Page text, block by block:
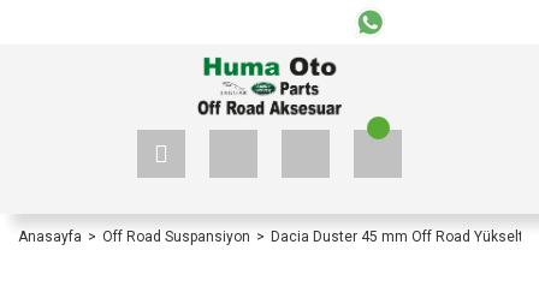
Anasayfa Off Road Suspansiyon Dacia Duster 45 mm Off Road